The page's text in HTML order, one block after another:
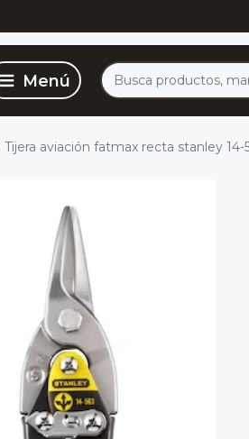
Tijera aviación fatmax recta stanley 14-